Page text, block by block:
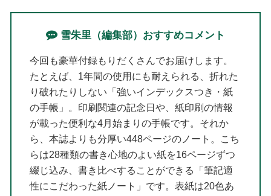
雪朱里（編集部）おすすめコメント
今回も豪華付録もりだくさんでお届けします。
たとえば、1年間の使用にも耐えられる、折れた
り破れたりしない「強いインデックスつき・紙
の手帳」。印刷関連の記念日や、紙印刷の情報
が載った便利な4月始まりの手帳です。それか
ら、本誌よりも分厚い448ページのノート。こち
らは28種類の書き心地のよい紙を16ページずつ
綴じ込み、書き比べすることができる「筆記適
性にこだわった紙ノート」です。表紙は20色あ